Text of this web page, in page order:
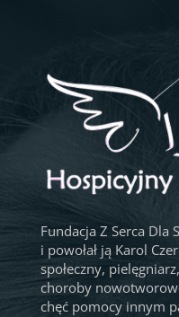
Fundacja Z Serca Dla
i powołał ją Karol
społeczny,
choroby
chęć pomocy innym